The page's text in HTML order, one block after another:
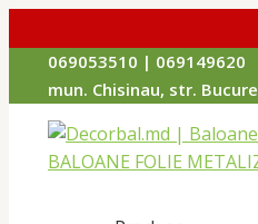
Перейти
содержимому
069053510 | 069149620
mun. Chisinau, str.